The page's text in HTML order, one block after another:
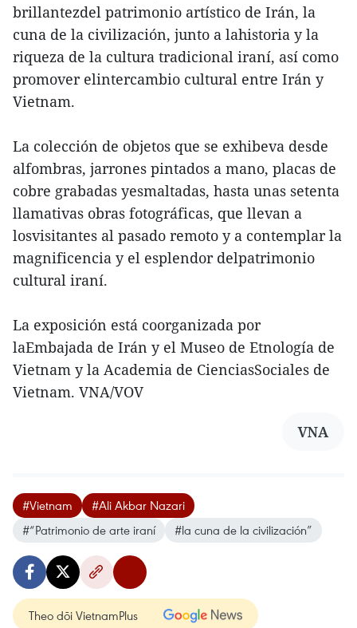
brillantezdel patrimonio artístico de Irán, la
cuna de la civilización, junto a lahistoria y la
riqueza de la cultura tradicional iraní, así como
promover elintercambio cultural entre Irán y
Vietnam.
La colección de objetos que se exhibeva desde
alfombras, jarrones pintados a mano, placas de
cobre grabadas yesmaltadas, hasta unas setenta
llamativas obras fotográficas, que llevan a
losvisitantes al pasado remoto y a contemplar la
magnificencia y el esplendor delpatrimonio
cultural iraní.
La exposición está coorganizada por
laEmbajada de Irán y el Museo de Etnología de
Vietnam y la Academia de CienciasSociales de
Vietnam. VNA/VOV
VNA
#Vietnam
#Ali Akbar Nazari
#“Patrimonio de arte iraní
#la cuna de la civilización”
Theo dõi VietnamPlus